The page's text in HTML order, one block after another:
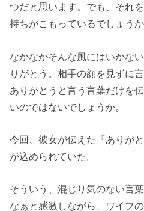
つだと思います。でも、それ
持ちがこもっているでしょうか
なかなかそんな風にはいかな
りがとう。相手の顔を見ずに
ありがとうと言う言葉だけを
いのではないでしょうか。
今回、彼女が伝えた『ありが
が込められていた。
そういう、混じり気のない言
なぁと感激しながら、ワイフ